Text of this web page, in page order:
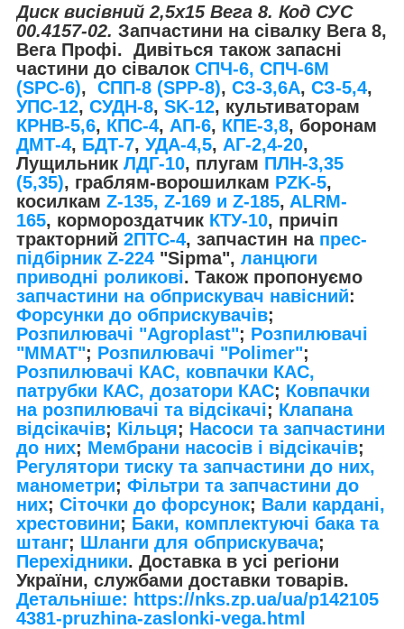
Диск висівний 2,5х15 Вега 8. Код СУС
00.4157-02. Запчастини на сівалку Вега 8,
Вега Профі. Дивіться також запасні
частини до сівалок СПЧ-6, СПЧ-6М
(SPС-6), СПП-8 (SPP-8), СЗ-3,6А, СЗ-5,4,
УПС-12, СУДН-8, SK-12, культиваторам
КРНВ-5,6, КПС-4, АП-6, КПЕ-3,8, боронам
ДМТ-4, БДТ-7, УДА-4,5, АГ-2,4-20,
Лущильник ЛДГ-10, плугам ПЛН-3,35
(5,35), граблям-ворошилкам PZK-5,
косилкам Z-135, Z-169 и Z-185, ALRM-
165, кормороздатчик КТУ-10, причіп
тракторний 2ПТС-4, запчастин на прес-
підбірник Z-224 "Sipma", ланцюги
приводні роликові. Також пропонуємо
запчастини на обприскувач навісний:
Форсунки до обприскувачів;
Розпилювачі "Agroplast"; Розпилювачі
"MMAT"; Розпилювачі "Polimer";
Розпилювачі КАС, ковпачки КАС,
патрубки КАС, дозатори КАС; Ковпачки
на розпилювачі та відсікачі; Клапана
відсікачів; Кільця; Насоси та запчастини
до них; Мембрани насосів і відсікачів;
Регулятори тиску та запчастини до них,
манометри; Фільтри та запчастини до
них; Сіточки до форсунок; Вали кардані,
хрестовини; Баки, комплектуючі бака та
штанг; Шланги для обприскувача;
Перехідники. Доставка в усі регіони
України, службами доставки товарів.
Детальніше: https://nks.zp.ua/ua/p142105
4381-pruzhina-zaslonki-vega.html